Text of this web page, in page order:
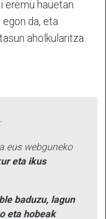
eremu hauetan
da, eta
aholkularitza
webguneko
eta ikus
baduzu, lagun
eta hobeak